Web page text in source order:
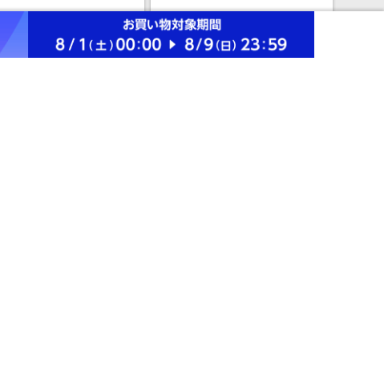
1.5%
SLK18-6030 SLK18-
6030-WY
￥16,984
1.5%